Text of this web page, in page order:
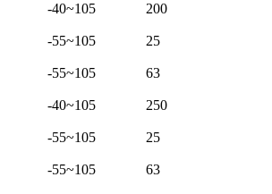
-40~105 200
-55~105 25
-55~105 63
-40~105 250
-55~105 25
-55~105 63